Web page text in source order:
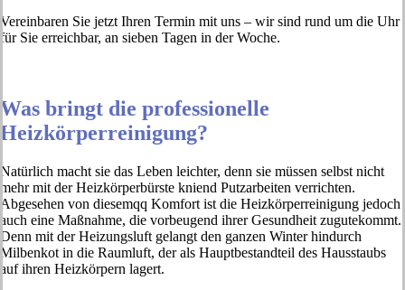
Vereinbaren Sie jetzt Ihren Termin mit uns – wir sind rund um die Uhr
für Sie erreichbar, an sieben Tagen in der Woche.
Was bringt die professionelle
Heizkörperreinigung?
Natürlich macht sie das Leben leichter, denn sie müssen selbst nicht
mehr mit der Heizkörperbürste kniend Putzarbeiten verrichten.
Abgesehen von diesemqq Komfort ist die Heizkörperreinigung jedoch
auch eine Maßnahme, die vorbeugend ihrer Gesundheit zugutekommt.
Denn mit der Heizungsluft gelangt den ganzen Winter hindurch
Milbenkot in die Raumluft, der als Hauptbestandteil des Hausstaubs
auf ihren Heizkörpern lagert.